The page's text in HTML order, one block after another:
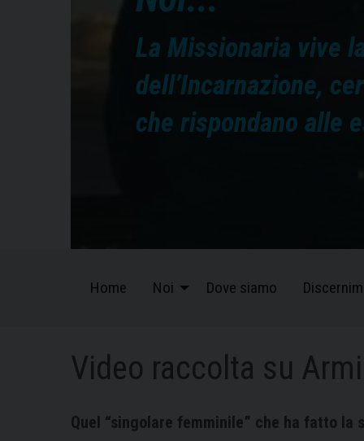
La Missionaria vive
dell’Incarnazione,
che rispondano alle
Home Noi Dove siamo
Video raccolta su
Quel “singolare femminile” che ha fatto la